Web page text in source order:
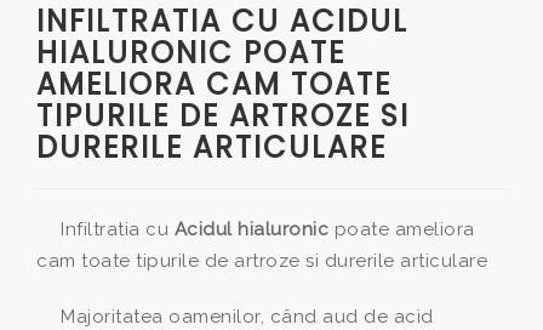
INFILTRATIA CU ACIDUL
HIALURONIC POATE
AMELIORA CAM TOATE
TIPURILE DE ARTROZE SI
DURERILE ARTICULARE
Infiltratia cu Acidul hialuronic poate ameliora
cam toate tipurile de artroze si durerile articulare
Majoritatea oamenilor, când aud de acid